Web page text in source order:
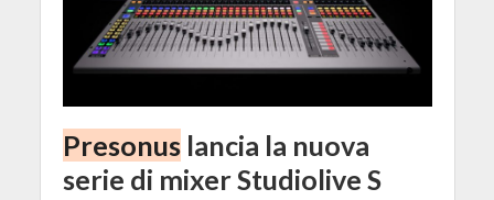
Presonuslancia la nuova
serie di mixer Studiolive S